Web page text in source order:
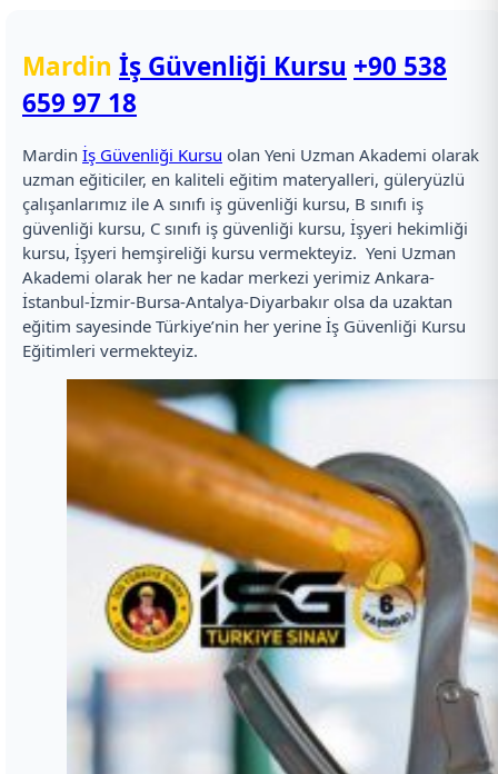
Mardin İş Güvenliği Kursu +90 538
659 97 18
Mardin İş Güvenliği Kursu olan Yeni Uzman Akademi olarak
uzman eğiticiler, en kaliteli eğitim materyalleri, güleryüzlü
çalışanlarımız ile A sınıfı iş güvenliği kursu, B sınıfı iş
güvenliği kursu, C sınıfı iş güvenliği kursu, İşyeri hekimliği
kursu, İşyeri hemşireliği kursu vermekteyiz. Yeni Uzman
Akademi olarak her ne kadar merkezi yerimiz Ankara-
İstanbul-İzmir-Bursa-Antalya-Diyarbakır olsa da uzaktan
eğitim sayesinde Türkiye’nin her yerine İş Güvenliği Kursu
Eğitimleri vermekteyiz.